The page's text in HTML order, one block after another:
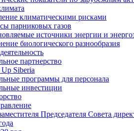
климатическими рисками
парниковых газов
источники энергии и
биологического разнообразия
партнерство
Siberia
программы для персонала
инвестиции
Председателя Совета